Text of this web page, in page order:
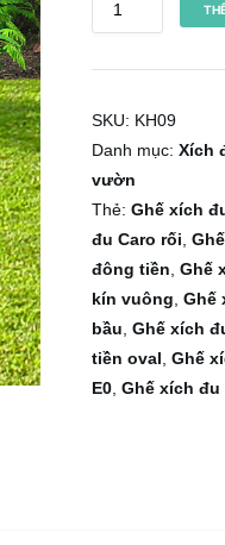
h
í
c
h
đ
u
đ
ồ
n
g
SKU: KH09
Danh mục: Xích
vườn
Thẻ: Ghế xích
đu Caro rối
đông tiền Ghế
kín vuông Ghế
bầu Ghế xích
tiền oval Ghế
E0, Ghế xích